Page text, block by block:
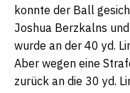
konnte der Ball
Joshua Berzkalns
wurde an der 40 yd.
Aber wegen eine
zurück an die 30 yd.